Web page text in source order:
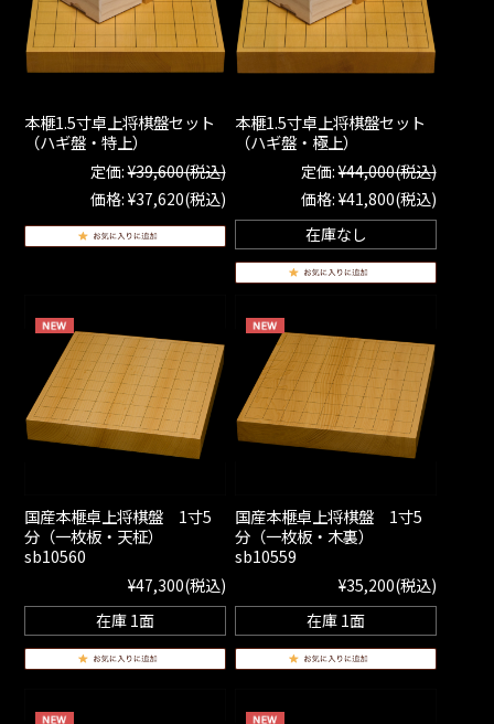
本榧1.5寸卓上将棋盤セット
（ハギ盤・特上）
定価:¥39,600(税込)
価格: ¥37,620(税込)
本榧1.5寸卓上将棋盤セット
（ハギ盤・極上）
定価:¥44,000(税込)
価格: ¥41,800(税込)
在庫なし
国産本榧卓上将棋盤 1寸5
分（一枚板・天柾）
sb10560
¥47,300(税込)
在庫 1面
国産本榧卓上将棋盤 1寸5
分（一枚板・木裏）
sb10559
¥35,200(税込)
在庫 1面